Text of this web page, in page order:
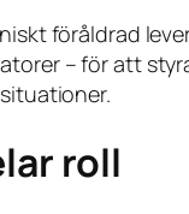
föråldrad
– för att
roll